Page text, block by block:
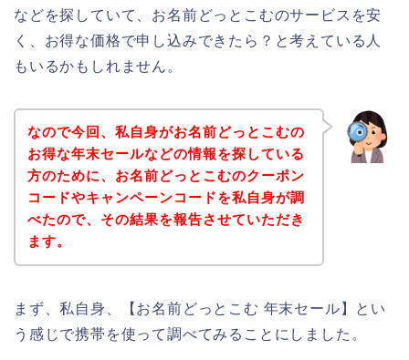
などを探していて、お名前どっとこむのサービスを安
く、お得な価格で申し込みできたら？と考えている人
もいるかもしれません。
なので今回、私自身がお名前どっとこむの
お得な年末セールなどの情報を探している
方のために、お名前どっとこむのクーポン
コードやキャンペーンコードを私自身が調
べたので、その結果を報告させていただき
ます。
まず、私自身、【お名前どっとこむ 年末セール】とい
う感じで携帯を使って調べてみることにしました。